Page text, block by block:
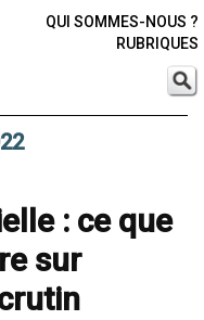
QUI SOMMES-NOUS ?
RUBRIQUES
: ce que
sur